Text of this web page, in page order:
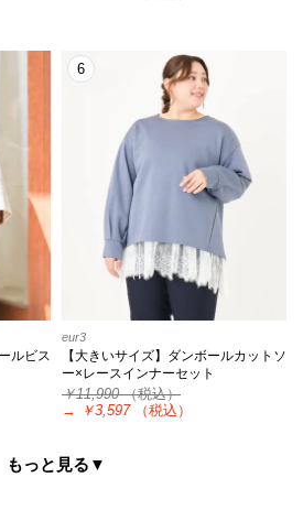
ルビス
6
eur3
【大きいサイズ】ダンボールカットソ
ー×レースインナーセット
￥11,990（税込）
→
￥3,597 （税込）
もっと見る▼